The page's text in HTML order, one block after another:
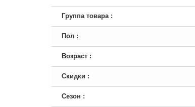
Группа товара :
Пол :
Возраст :
Скидки :
Сезон :